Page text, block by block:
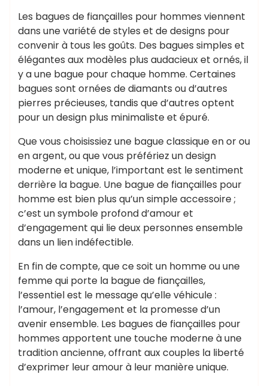
Les bagues de fiançailles pour hommes viennent
dans une variété de styles et de designs pour
convenir à tous les goûts. Des bagues simples et
élégantes aux modèles plus audacieux et ornés, il
y a une bague pour chaque homme. Certaines
bagues sont ornées de diamants ou d’autres
pierres précieuses, tandis que d’autres optent
pour un design plus minimaliste et épuré.
Que vous choisissiez une bague classique en or ou
en argent, ou que vous préfériez un design
moderne et unique, l’important est le sentiment
derrière la bague. Une bague de fiançailles pour
homme est bien plus qu’un simple accessoire ;
c’est un symbole profond d’amour et
d’engagement qui lie deux personnes ensemble
dans un lien indéfectible.
En fin de compte, que ce soit un homme ou une
femme qui porte la bague de fiançailles,
l’essentiel est le message qu’elle véhicule :
l’amour, l’engagement et la promesse d’un
avenir ensemble. Les bagues de fiançailles pour
hommes apportent une touche moderne à une
tradition ancienne, offrant aux couples la liberté
d’exprimer leur amour à leur manière unique.